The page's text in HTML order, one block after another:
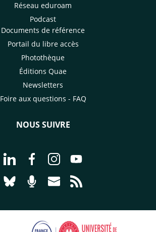
Réseau eduroam
Podcast
Documents de référence
Portail du libre accès
Photothèque
Éditions Quae
Newsletters
Foire aux questions - FAQ
NOUS SUIVRE
Aller à la page Nous suivre sur
Aller à la page Nous suivre sur
Aller à la page Nous
Aller à la page
Aller à la page Nous suivre sur
Aller à la page Nourrir le
Aller à la page Nous